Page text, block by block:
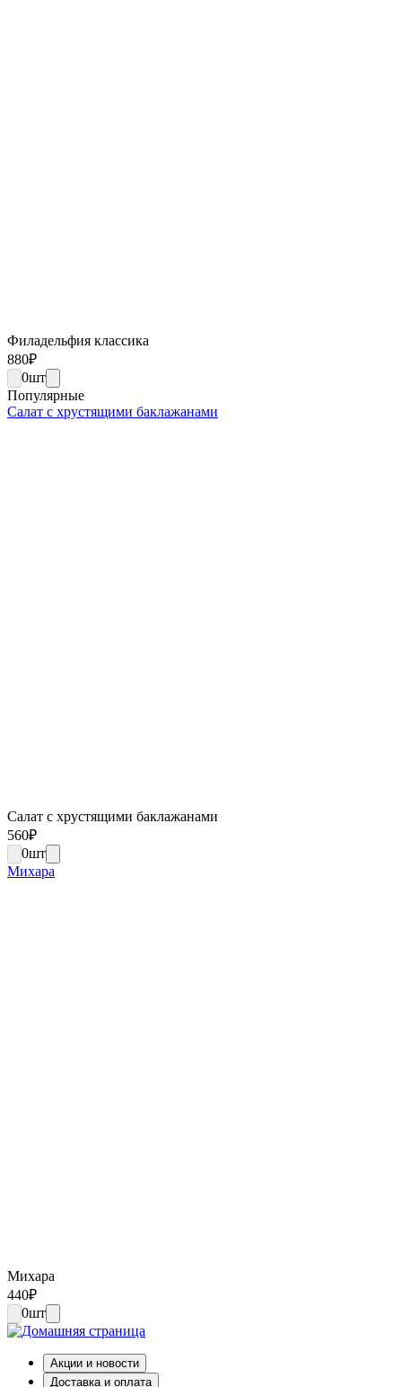
Филадельфия классика
880₽
0шт
Популярные
Салат с хрустящими баклажанами
Салат с хрустящими баклажанами
560₽
0шт
Михара
Михара
440₽
0шт
Акции и новости
Доставка и оплата